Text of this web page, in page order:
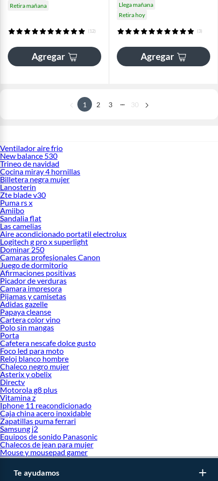
Retira mañana
(12)
Agregar
Llega mañana
Retira hoy
(3)
Agregar
1 2 3 30
Ventilador aire frio
New balance 530
Trineo de navidad
Cocina miray 4 hornillas
Billetera negra mujer
Lanosterin
Zte blade v30
Puma rs x
Amiibo
Sandalia flat
Las camelias
Aire acondicionado portatil electrolux
Logitech g pro x superlight
Dominar 250
Camaras profesionales Canon
Juego de dormitorio
Afirmaciones positivas
Picador de verduras
Camara impresora
Pijamas y camisetas
Adidas gazelle
Papaya cleanse
Cartera color vino
Polo sin mangas
Porta
Cafetera nescafe dolce gusto
Foco led para moto
Reloj blanco hombre
Chaleco negro mujer
Asterix y obelix
Directv
Motorola g8 plus
Vitamina z
Iphone 11 reacondicionado
Caja china acero inoxidable
Zapatillas puma ferrari
Samsung j2
Equipos de sonido Panasonic
Chalecos de jean para mujer
Mouse y mousepad gamer
Te ayudamos